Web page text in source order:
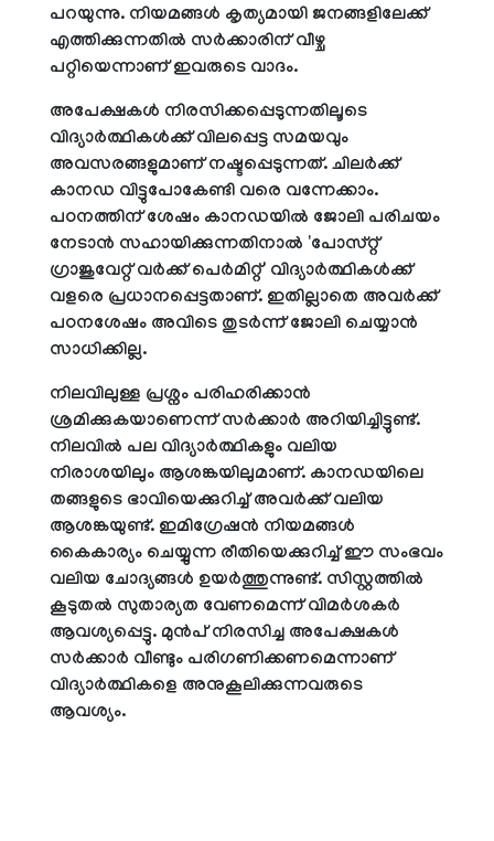
പറയുന്നു. നിയമങ്ങൾ കൃത്യമായി ജനങ്ങളിലേക്ക്
എത്തിക്കുന്നതിൽ സർക്കാരിന് വീഴ്ച
പറ്റിയെന്നാണ് ഇവരുടെ വാദം.
അപേക്ഷകൾ നിരസിക്കപ്പെടുന്നതിലൂടെ
വിദ്യാർത്ഥികൾക്ക് വിലപ്പെട്ട സമയവും
അവസരങ്ങളുമാണ് നഷ്ടപ്പെടുന്നത്. ചിലർക്ക്
കാനഡ വിട്ടുപോകേണ്ടി വരെ വന്നേക്കാം.
പഠനത്തിന് ശേഷം കാനഡയിൽ ജോലി പരിചയം
നേടാൻ സഹായിക്കുന്നതിനാൽ 'പോസ്റ്റ്
ഗ്രാജുവേറ്റ് വർക്ക് പെർമിറ്റ്' വിദ്യാർത്ഥികൾക്ക്
വളരെ പ്രധാനപ്പെട്ടതാണ്. ഇതില്ലാതെ അവർക്ക്
പഠനശേഷം അവിടെ തുടർന്ന് ജോലി ചെയ്യാൻ
സാധിക്കില്ല.
നിലവിലുള്ള പ്രശ്നം പരിഹരിക്കാൻ
ശ്രമിക്കുകയാണെന്ന് സർക്കാർ അറിയിച്ചിട്ടുണ്ട്.
നിലവിൽ പല വിദ്യാർത്ഥികളും വലിയ
നിരാശയിലും ആശങ്കയിലുമാണ്. കാനഡയിലെ
തങ്ങളുടെ ഭാവിയെക്കുറിച്ച് അവർക്ക് വലിയ
ആശങ്കയുണ്ട്. ഇമിഗ്രേഷൻ നിയമങ്ങൾ
കൈകാര്യം ചെയ്യുന്ന രീതിയെക്കുറിച്ച് ഈ സംഭവം
വലിയ ചോദ്യങ്ങൾ ഉയർത്തുന്നുണ്ട്. സിസ്റ്റത്തിൽ
കൂടുതൽ സുതാര്യത വേണമെന്ന് വിമർശകർ
ആവശ്യപ്പെട്ടു. മുൻപ് നിരസിച്ച അപേക്ഷകൾ
സർക്കാർ വീണ്ടും പരിഗണിക്കണമെന്നാണ്
വിദ്യാർത്ഥികളെ അനുകൂലിക്കുന്നവരുടെ
ആവശ്യം.